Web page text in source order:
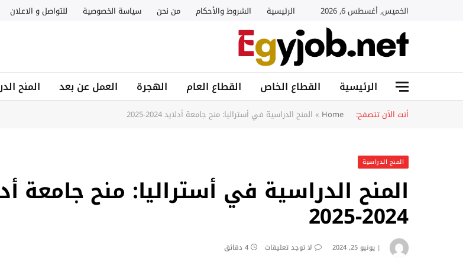
الخميس, أغسطس 6, 2026 الرئيسية الشروط والأحكام من نحن سياسة الخصوصية للتواصل و الاعلان
الرئيسية القطاع الخاص القطاع العام الهجرة العمل عن بعد المنح
أنت الآن تتصفح: Home
» المنح الدراسية في أستراليا: منح جامعة أدلايد 2024-2025
المنح الدراسية
المنح الدراسية في أستراليا: منح جامعة
2024-2025
يونيو 25, 2024 لا توجد تعليقات 4 دقائق